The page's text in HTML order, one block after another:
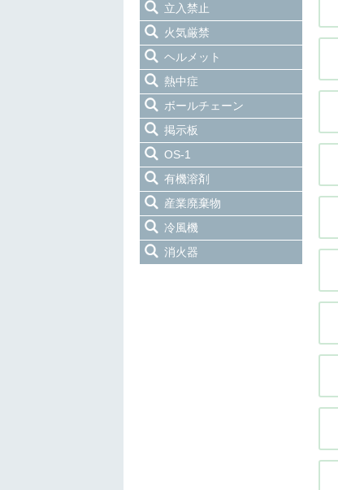
立入禁止
火気厳禁
ヘルメット
熱中症
ボールチェーン
掲示板
OS-1
有機溶剤
産業廃棄物
冷風機
消火器